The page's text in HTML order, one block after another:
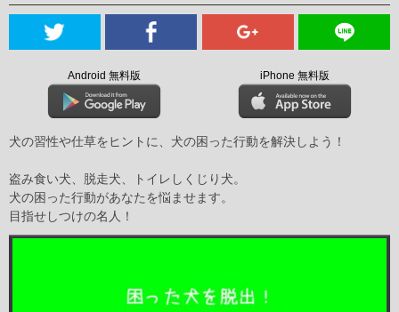
Android 無料版 iPhone 無料版
犬の習性や仕草をヒントに、犬の困った行動を解決しよう！
盗み食い犬、脱走犬、トイレしくじり犬。
犬の困った行動があなたを悩ませます。
目指せしつけの名人！